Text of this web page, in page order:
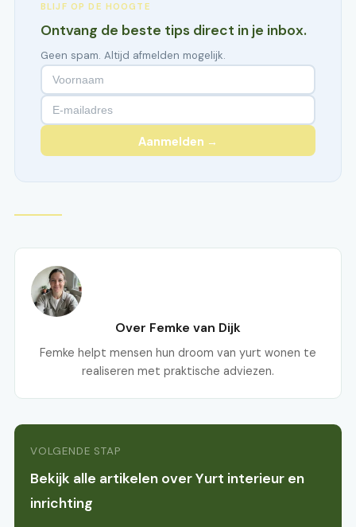
BLIJF OP DE HOOGTE
Ontvang de beste tips direct in je inbox.
Geen spam. Altijd afmelden mogelijk.
Aanmelden →
Over Femke van Dijk
Femke helpt mensen hun droom van yurt wonen te
realiseren met praktische adviezen.
VOLGENDE STAP
Bekijk alle artikelen over Yurt interieur en
inrichting